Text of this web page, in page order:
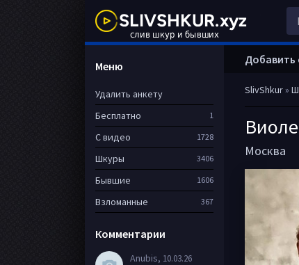
SlivShkur»
Москва
Добавить
Меню
Удалить анкету
Бесплатно
1
С видео 1728
Шкуры 3406
Бывшие 1606
Взломанные 367
Комментарии
Anubis, 10.03.26